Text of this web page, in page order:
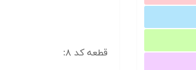
قطعه کد ۸: